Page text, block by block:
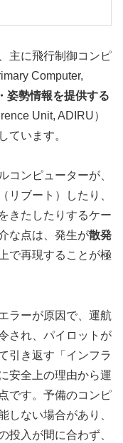
主に飛行制御コンピ
Computer,
姿勢情報を提供する
Unit, ADIRU）
ています。
コンピューターが、
リブート）したり、
きたしたりするケー
な点は、発生が散発
で再現することが極
ラーが原因で、運航
され、パイロットが
引き返す「インフラ
安全上の理由から運
です。予備のコンピ
しない場合があり、
投入が間に合わず、